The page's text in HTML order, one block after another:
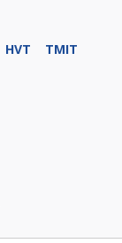
HVT
TMIT